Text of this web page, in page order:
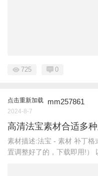
725 0
点击重新加载 mm257861
2024-8-7
高清法宝素材合适多
素材描述:法宝 - 素材 补丁
置调整好了的，下载即用!）